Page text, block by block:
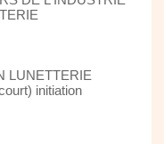
LUNETTERIE
initiation